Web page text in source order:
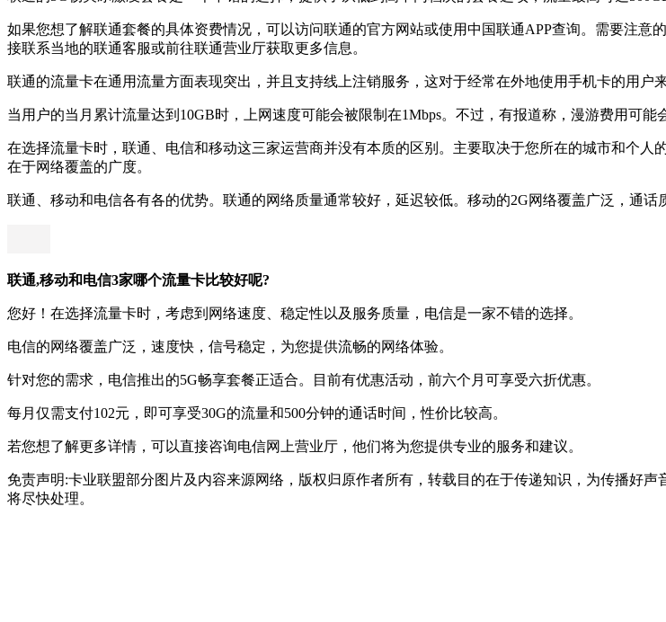
如果您想了解联通套餐的具体资费情况，可以访问联通的官方网站或使用中国联通APP查询。需要注
接联系当地的联通客服或前往联通营业厅获取更多信息。
联通的流量卡在通用流量方面表现突出，并且支持线上注销服务，这对于经常在外地使用手机卡的用户
当用户的当月累计流量达到10GB时，上网速度可能会被限制在1Mbps。不过，有报道称，漫游费用可能
在选择流量卡时，联通、电信和移动这三家运营商并没有本质的区别。主要取决于您所在的城市和个
在于网络覆盖的广度。
联通、移动和电信各有各的优势。联通的网络质量通常较好，延迟较低。移动的2G网络覆盖广泛，通话
联通,移动和电信3家哪个流量卡比较好呢?
您好！在选择流量卡时，考虑到网络速度、稳定性以及服务质量，电信是一家不错的选择。
电信的网络覆盖广泛，速度快，信号稳定，为您提供流畅的网络体验。
针对您的需求，电信推出的5G畅享套餐正适合。目前有优惠活动，前六个月可享受六折优惠。
每月仅需支付102元，即可享受30G的流量和500分钟的通话时间，性价比较高。
若您想了解更多详情，可以直接咨询电信网上营业厅，他们将为您提供专业的服务和建议。
免责声明:卡业联盟部分图片及内容来源网络，版权归原作者所有，转载目的在于传递知识，为传播好
将尽快处理。